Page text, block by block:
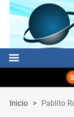
Inicio > Pablito